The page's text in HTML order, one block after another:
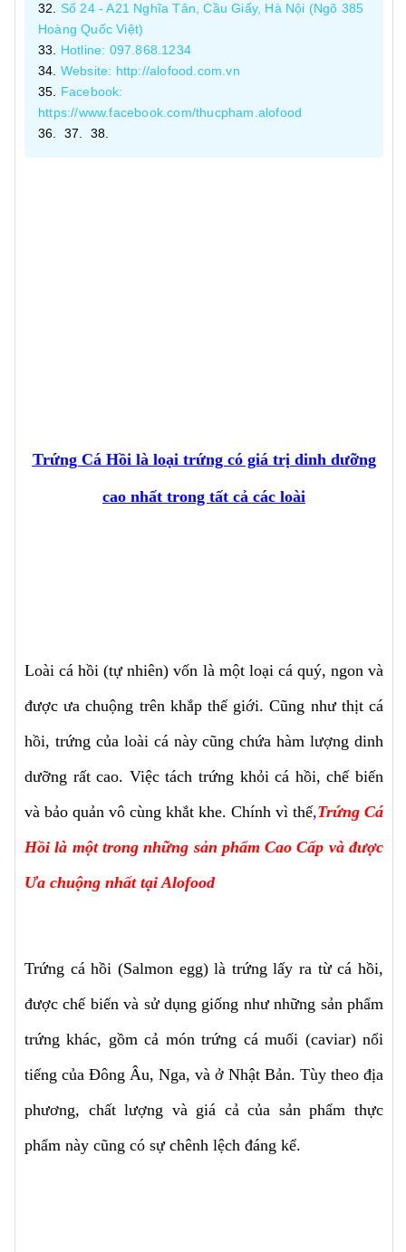
Số 24 - A21 Nghĩa Tân, Cầu Giấy, Hà Nội (Ngõ 385
Hoàng Quốc Việt)
Hotline: 097.868.1234
Website: http://alofood.com.vn
Facebook:
https://www.facebook.com/thucpham.alofood
Trứng Cá Hồi là loại trứng có giá trị dinh dưỡng
cao nhất trong tất cả các loài
Loài cá hồi (tự nhiên) vốn là một loại cá quý, ngon và
được ưa chuộng trên khắp thế giới. Cũng như thịt cá
hồi, trứng của loài cá này cũng chứa hàm lượng dinh
dưỡng rất cao. Việc tách trứng khỏi cá hồi, chế biến
và bảo quản vô cùng khắt khe. Chính vì thế,Trứng Cá
Hồi là một trong những sản phẩm Cao Cấp và được
Ưa chuộng nhất tại Alofood
Trứng cá hồi (Salmon egg) là trứng lấy ra từ cá hồi,
được chế biến và sử dụng giống như những sản phẩm
trứng khác, gồm cả món trứng cá muối (caviar) nổi
tiếng của Đông Âu, Nga, và ở Nhật Bản. Tùy theo địa
phương, chất lượng và giá cả của sản phẩm thực
phẩm này cũng có sự chênh lệch đáng kể.